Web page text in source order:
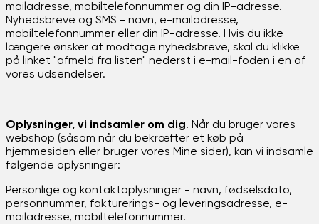
mailadresse, mobiltelefonnummer og din IP-adresse.
Nyhedsbreve og SMS - navn, e-mailadresse,
mobiltelefonnummer eller din IP-adresse. Hvis du ikke
længere ønsker at modtage nyhedsbreve, skal du klikke
på linket "afmeld fra listen" nederst i e-mail-foden i en af ​​
vores udsendelser.
Oplysninger, vi indsamler om dig. Når du bruger vores
webshop (såsom når du bekræfter et køb på
hjemmesiden eller bruger vores Mine sider), kan vi indsamle
følgende oplysninger:
Personlige og kontaktoplysninger - navn, fødselsdato,
personnummer, fakturerings- og leveringsadresse, e-
mailadresse, mobiltelefonnummer.